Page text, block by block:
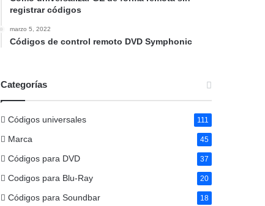
registrar códigos
marzo 5, 2022
Códigos de control remoto DVD Symphonic
Categorías
Códigos universales 111
Marca 45
Códigos para DVD 37
Codigos para Blu-Ray 20
Códigos para Soundbar 18